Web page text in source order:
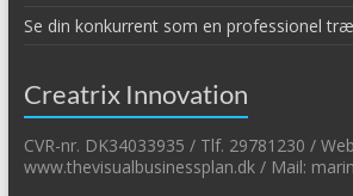
Se din konkurrent som en professionel
Creatrix Innovation
CVR-nr. DK34033935 / Tlf. 29781230 /
www.thevisualbusinessplan.dk / Mail: